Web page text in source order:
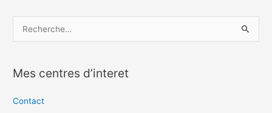
h
e
Mes centres d’interet
Contact